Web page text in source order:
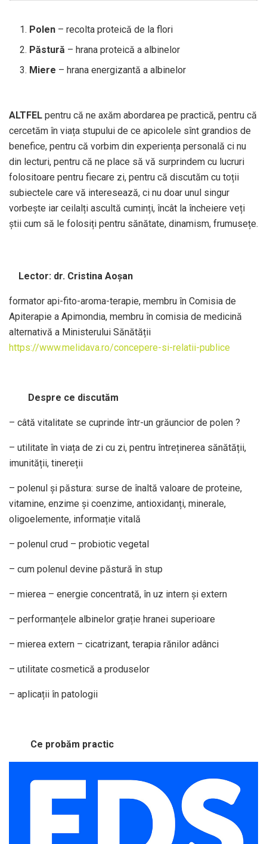
Polen – recolta proteică de la flori
Păstură – hrana proteică a albinelor
Miere – hrana energizantă a albinelor
ALTFEL pentru că ne axăm abordarea pe practică, pentru că
cercetăm în viața stupului de ce apicolele sînt grandios de
benefice, pentru că vorbim din experiența personală ci nu
din lecturi, pentru că ne place să vă surprindem cu lucruri
folositoare pentru fiecare zi, pentru că discutăm cu toții
subiectele care vă interesează, ci nu doar unul singur
vorbește iar ceilalți ascultă cuminți, încât la încheiere veți
știi cum să le folosiți pentru sănătate, dinamism, frumusețe.
Lector: dr. Cristina Aoșan
formator api-fito-aroma-terapie, membru în Comisia de
Apiterapie a Apimondia, membru în comisia de medicină
alternativă a Ministerului Sănătății
https://www.melidava.ro/concepere-si-relatii-publice
Despre ce discutăm
– câtă vitalitate se cuprinde într-un grăuncior de polen ?
– utilitate în viața de zi cu zi, pentru întreținerea sănătății,
imunității, tinereții
– polenul și păstura: surse de înaltă valoare de proteine,
vitamine, enzime și coenzime, antioxidanți, minerale,
oligoelemente, informație vitală
– polenul crud – probiotic vegetal
– cum polenul devine păstură în stup
– mierea – energie concentrată, în uz intern și extern
– performanțele albinelor grație hranei superioare
– mierea extern – cicatrizant, terapia rănilor adânci
– utilitate cosmetică a produselor
– aplicații în patologii
Ce probăm practic